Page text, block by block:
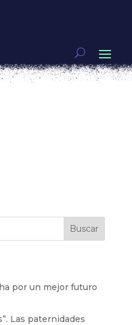
rubia», ¿una película
FEMINISMOS
Buscar
por un mejor futuro
Las paternidades